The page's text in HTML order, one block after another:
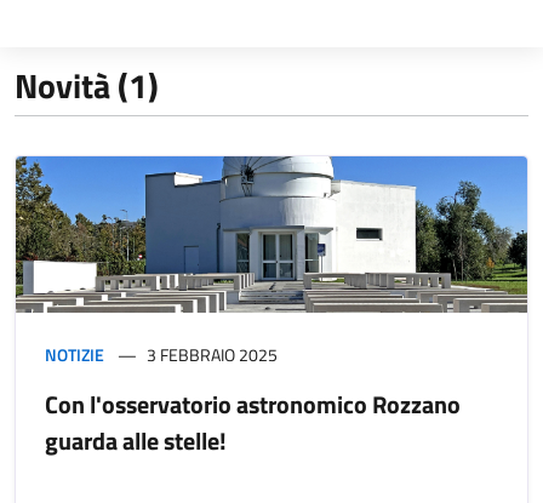
Novità (1)
NOTIZIE 3 FEBBRAIO 2025
Con l'osservatorio astronomico Rozzano
guarda alle stelle!